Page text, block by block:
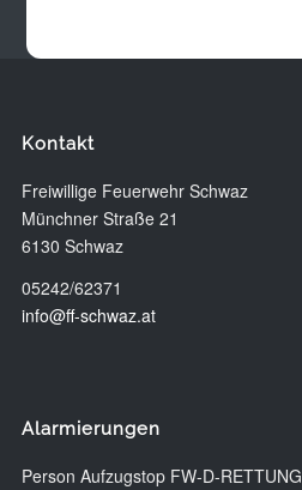
Kontakt
Freiwillige Feuerwehr Schwaz
Münchner Straße 21
6130 Schwaz
05242/62371
info@ff-schwaz.at
Alarmierungen
Person Aufzugstop FW-D-RETTUNG